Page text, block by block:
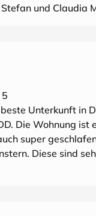
und Claudia
Unterkunft in
Die Wohnung ist
super
Diese sind